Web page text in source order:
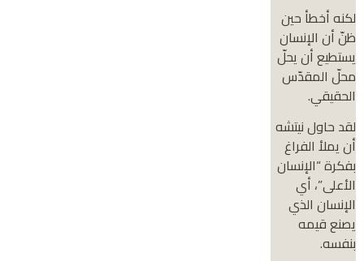
لكنه أخطأ حين
ظنّ أن الإنسان
يستطيع أن يحلّ
محلّ المقدّس
الحقيقي.
لقد حاول نيتشه
أن يملأ الفراغ
بفكرة “الإنسان
الأعلى”، أي
الإنسان الذي
يصنع قيمه
بنفسه.